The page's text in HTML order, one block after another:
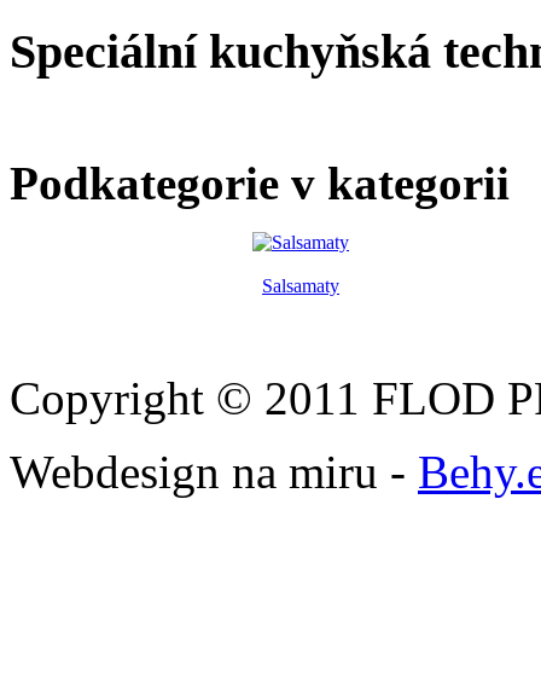
Speciální kuchyňská
Podkategorie v kategorii
Salsamaty
Copyright © 2011 FLOD
Webdesign na miru -